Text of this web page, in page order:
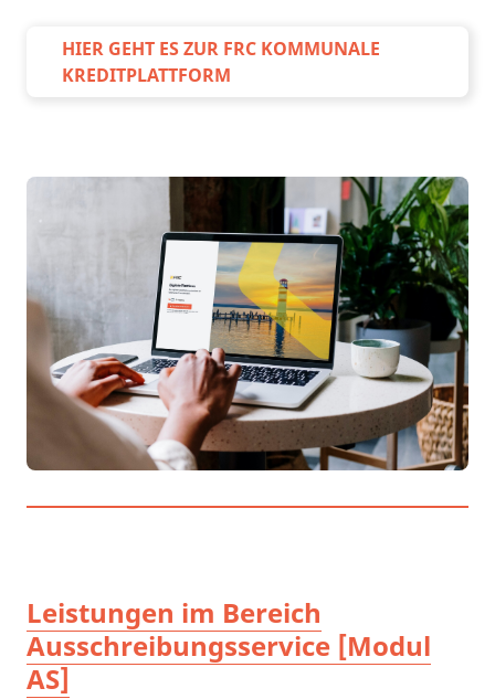
HIER GEHT ES ZUR FRC KOMMUNALE
KREDITPLATTFORM
Leistungen im Bereich
Ausschreibungsservice [Modul
AS]